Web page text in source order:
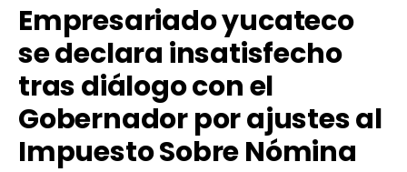
Empresariado yucateco
se declara insatisfecho
tras diálogo con el
Gobernador por ajustes al
Impuesto Sobre Nómina